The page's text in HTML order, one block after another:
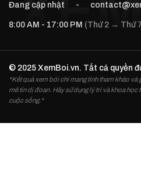
Đang cập nhật -
8:00 AM - 17:00 PM (Thứ 2 → Thứ
© 2025 XemBoi.vn. Tất cả quyền
*Kết quả xem bói chỉ mang tính tham khảo
mê tín dị đoan. Hãy sử dụng lý trí và khoa
cuộc sống.*